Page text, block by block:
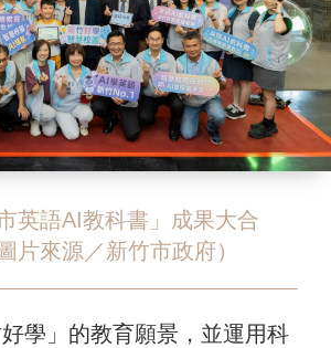
英語AI教科書」成果大合
片來源／新竹市政府）
學」的教育願景，並運用科